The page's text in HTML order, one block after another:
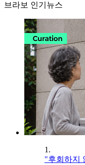
브라보 인기뉴스
1.
"후회하지